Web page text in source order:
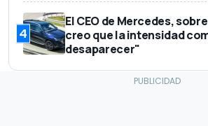
4
El CEO de Mercedes,
creo que la intensidad
desaparecer"